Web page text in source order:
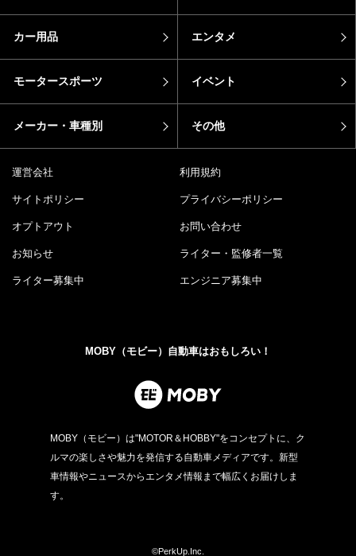
カー用品 エンタメ
モータースポーツ イベント
メーカー・車種別 その他
運営会社 利用規約
サイトポリシー プライバシーポリシー
オプトアウト お問い合わせ
お知らせ ライター・監修者一覧
ライター募集中 エンジニア募集中
MOBY（モビー）自動車はおもしろい！
MOBY（モビー）は"MOTOR＆HOBBY"をコンセプトに、ク
ルマの楽しさや魅力を発信する自動車メディアです。新型
車情報やニュースからエンタメ情報まで幅広くお届けしま
す。
©PerkUp.Inc.